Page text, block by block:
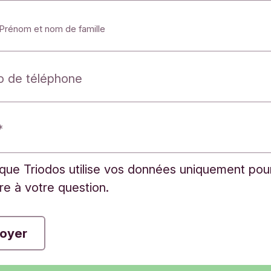
Prénom et nom de famille
de téléphone
Triodos utilise vos données uniquement
à votre question.